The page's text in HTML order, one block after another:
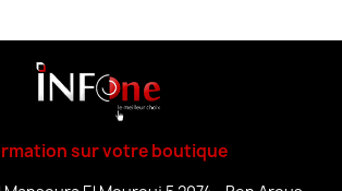
sur votre boutique